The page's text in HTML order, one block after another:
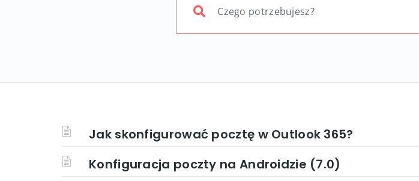
Jak skonfigurować pocztę w Outlook 365?
Konfiguracja poczty na Androidzie (7.0)